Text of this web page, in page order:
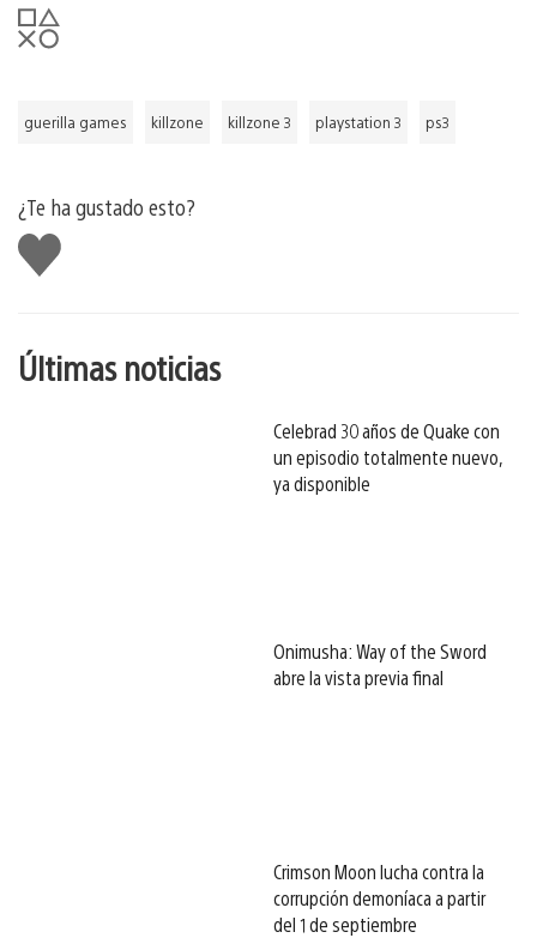
guerilla games killzone killzone 3 playstation 3 ps3
¿Te ha gustado esto?
Me
gusta
Últimas noticias
Celebrad 30 años de Quake con
un episodio totalmente nuevo,
ya disponible
Onimusha: Way of the Sword
abre la vista previa final
Crimson Moon lucha contra la
corrupción demoníaca a partir
del 1 de septiembre